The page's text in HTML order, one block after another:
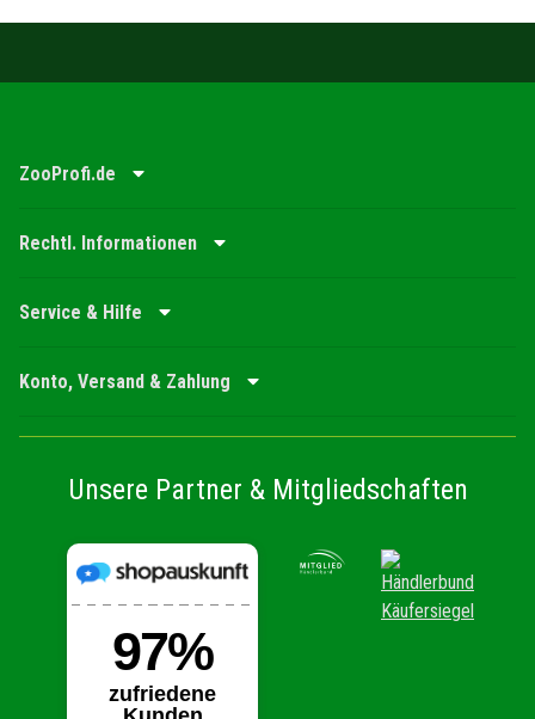
ZooProfi.de
Rechtl. Informationen
Service & Hilfe
Konto, Versand & Zahlung
Unsere Partner & Mitgliedschaften